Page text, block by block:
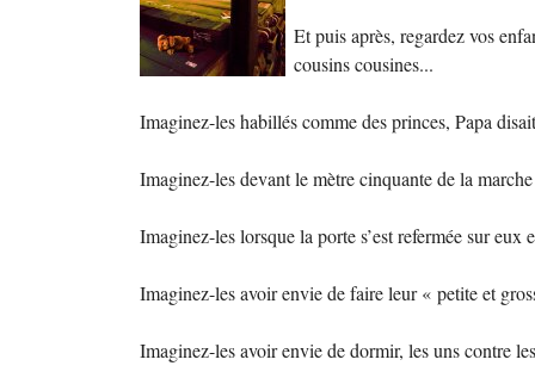
Et puis après, regardez vos
cousins cousines...
Imaginez-les habillés comme des princes, Papa
Imaginez-les devant le mètre cinquante de la
Imaginez-les lorsque la porte s’est refermée sur
Imaginez-les avoir envie de faire leur « petite et
Imaginez-les avoir envie de dormir, les uns contre